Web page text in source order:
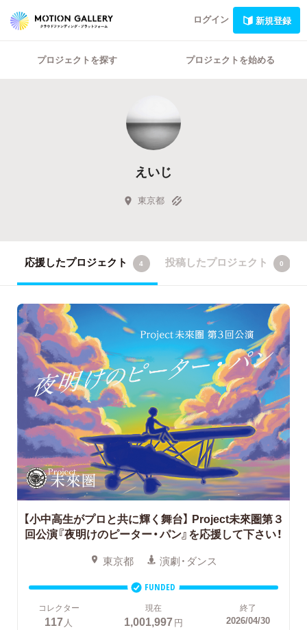
ログイン 新規登録
プロジェクトを探す プロジェクトを始める
えいじ
東京都
応援したプロジェクト 4 投稿したプロジェクト 0
【小中高生がプロと共に輝く舞台】 Project未來圏第３
回公演『夜明けのピーター・パン』を応援して下さい！
東京都 演劇・ダンス
FUNDED
コレクター
117 人
現在
1,001,997円
終了
2026/04/30